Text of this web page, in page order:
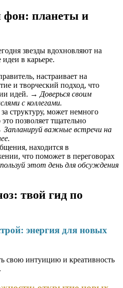
фон: планеты и
звезды вдохновляют на
в карьере.
настраивает на
и творческий подход, что
идей. → Доверься своим
с коллегами.
структуру, может немного
позволяет тщательно
Запланируй важные встречи на
находится в
что поможет в переговорах
этот день для обсуждения
твой гид по
энергия для новых
свою интуицию и креативность